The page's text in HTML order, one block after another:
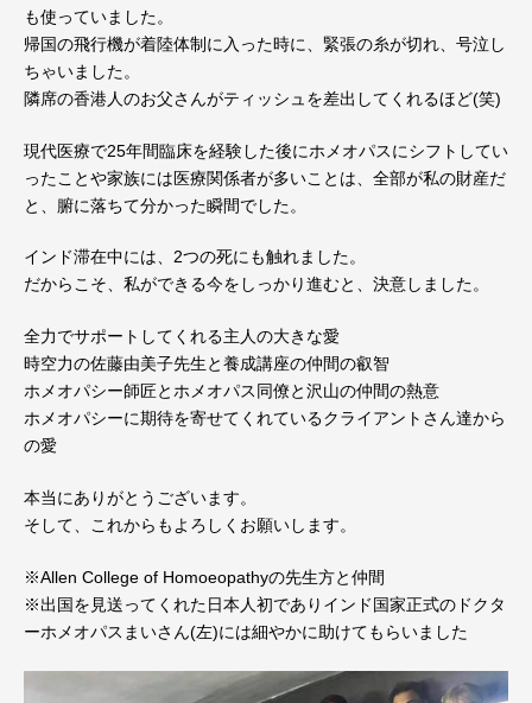
も使っていました。
帰国の飛行機が着陸体制に入った時に、緊張の糸が切れ、号泣し
ちゃいました。
隣席の香港人のお父さんがティッシュを差出してくれるほど(笑)
現代医療で25年間臨床を経験した後にホメオパスにシフトしてい
ったことや家族には医療関係者が多いことは、全部が私の財産だ
と、腑に落ちて分かった瞬間でした。
インド滞在中には、2つの死にも触れました。
だからこそ、私ができる今をしっかり進むと、決意しました。
全力でサポートしてくれる主人の大きな愛
時空力の佐藤由美子先生と養成講座の仲間の叡智
ホメオパシー師匠とホメオパス同僚と沢山の仲間の熱意
ホメオパシーに期待を寄せてくれているクライアントさん達から
の愛
本当にありがとうございます。
そして、これからもよろしくお願いします。
※Allen College of Homoeopathyの先生方と仲間
※出国を見送ってくれた日本人初でありインド国家正式のドクタ
ーホメオパスまいさん(左)には細やかに助けてもらいました